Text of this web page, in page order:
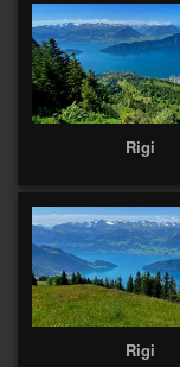
Rigi
Rigi